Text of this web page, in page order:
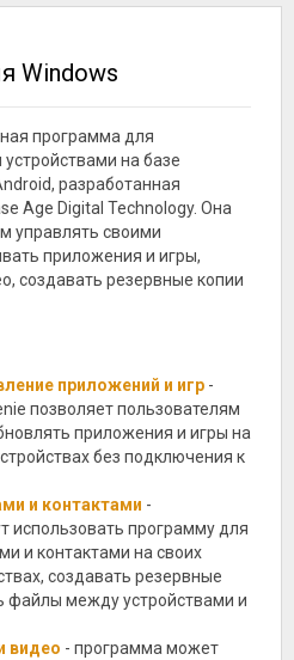
Windows
программа для
на базе
разработанная
Age Digital Technology. Она
управлять своими
приложения и игры,
создавать резервные копии
приложений и игр -
позволяет пользователям
приложения и игры на
без подключения к
и контактами -
использовать программу для
и контактами на своих
создавать резервные
файлы между устройствами и
видео - программа может